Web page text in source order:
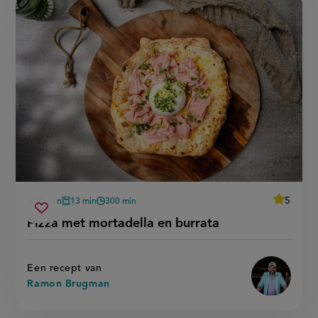
Pizza met mortadella en burrata
voorbereidingstijd
35 min
oventijd
13 min
wachttijd
300 min
average
5
burrata'
Een recept van
Ramon Brugman
Sla
pizza
met
mortadella
burrata